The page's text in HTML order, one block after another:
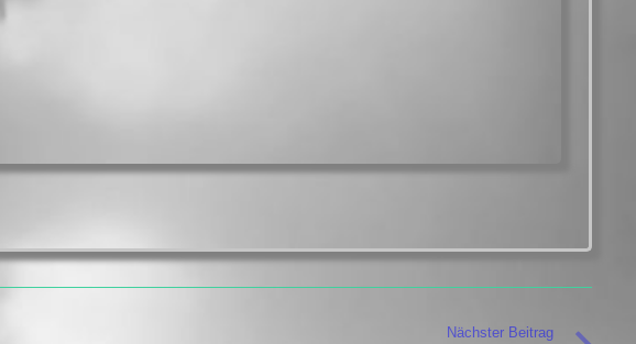
Nächster Beitrag